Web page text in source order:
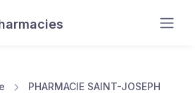
PHARMACIE SAINT-JOSEPH